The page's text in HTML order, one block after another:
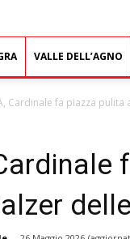
VALLE DELL’AGNO
Cardinale fa piazza pulita